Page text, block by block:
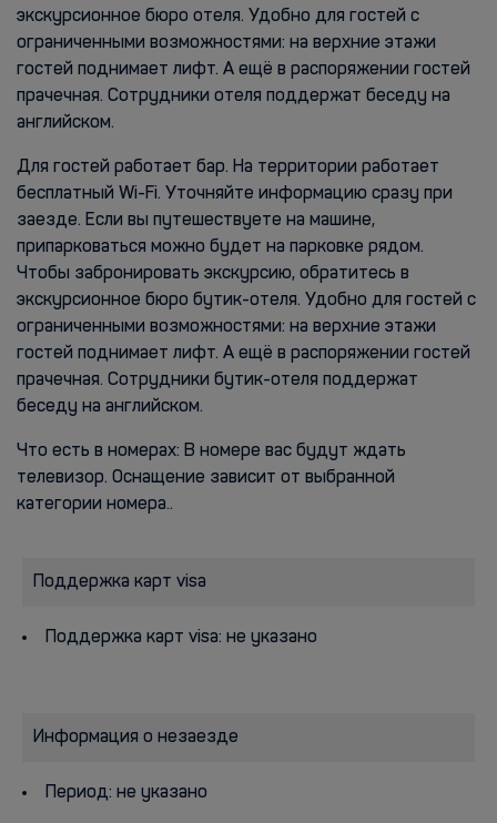
экскурсионное бюро отеля. Удобно для гостей с
ограниченными возможностями: на верхние этажи
гостей поднимает лифт. А ещё в распоряжении гостей
прачечная. Сотрудники отеля поддержат беседу на
английском.
Для гостей работает бар. На территории работает
бесплатный Wi-Fi. Уточняйте информацию сразу при
заезде. Если вы путешествуете на машине,
припарковаться можно будет на парковке рядом.
Чтобы забронировать экскурсию, обратитесь в
экскурсионное бюро бутик-отеля. Удобно для гостей с
ограниченными возможностями: на верхние этажи
гостей поднимает лифт. А ещё в распоряжении гостей
прачечная. Сотрудники бутик-отеля поддержат
беседу на английском.
Что есть в номерах: В номере вас будут ждать
телевизор. Оснащение зависит от выбранной
категории номера..
Поддержка карт visa
Поддержка карт visa: не указано
Информация о незаезде
Период: не указано